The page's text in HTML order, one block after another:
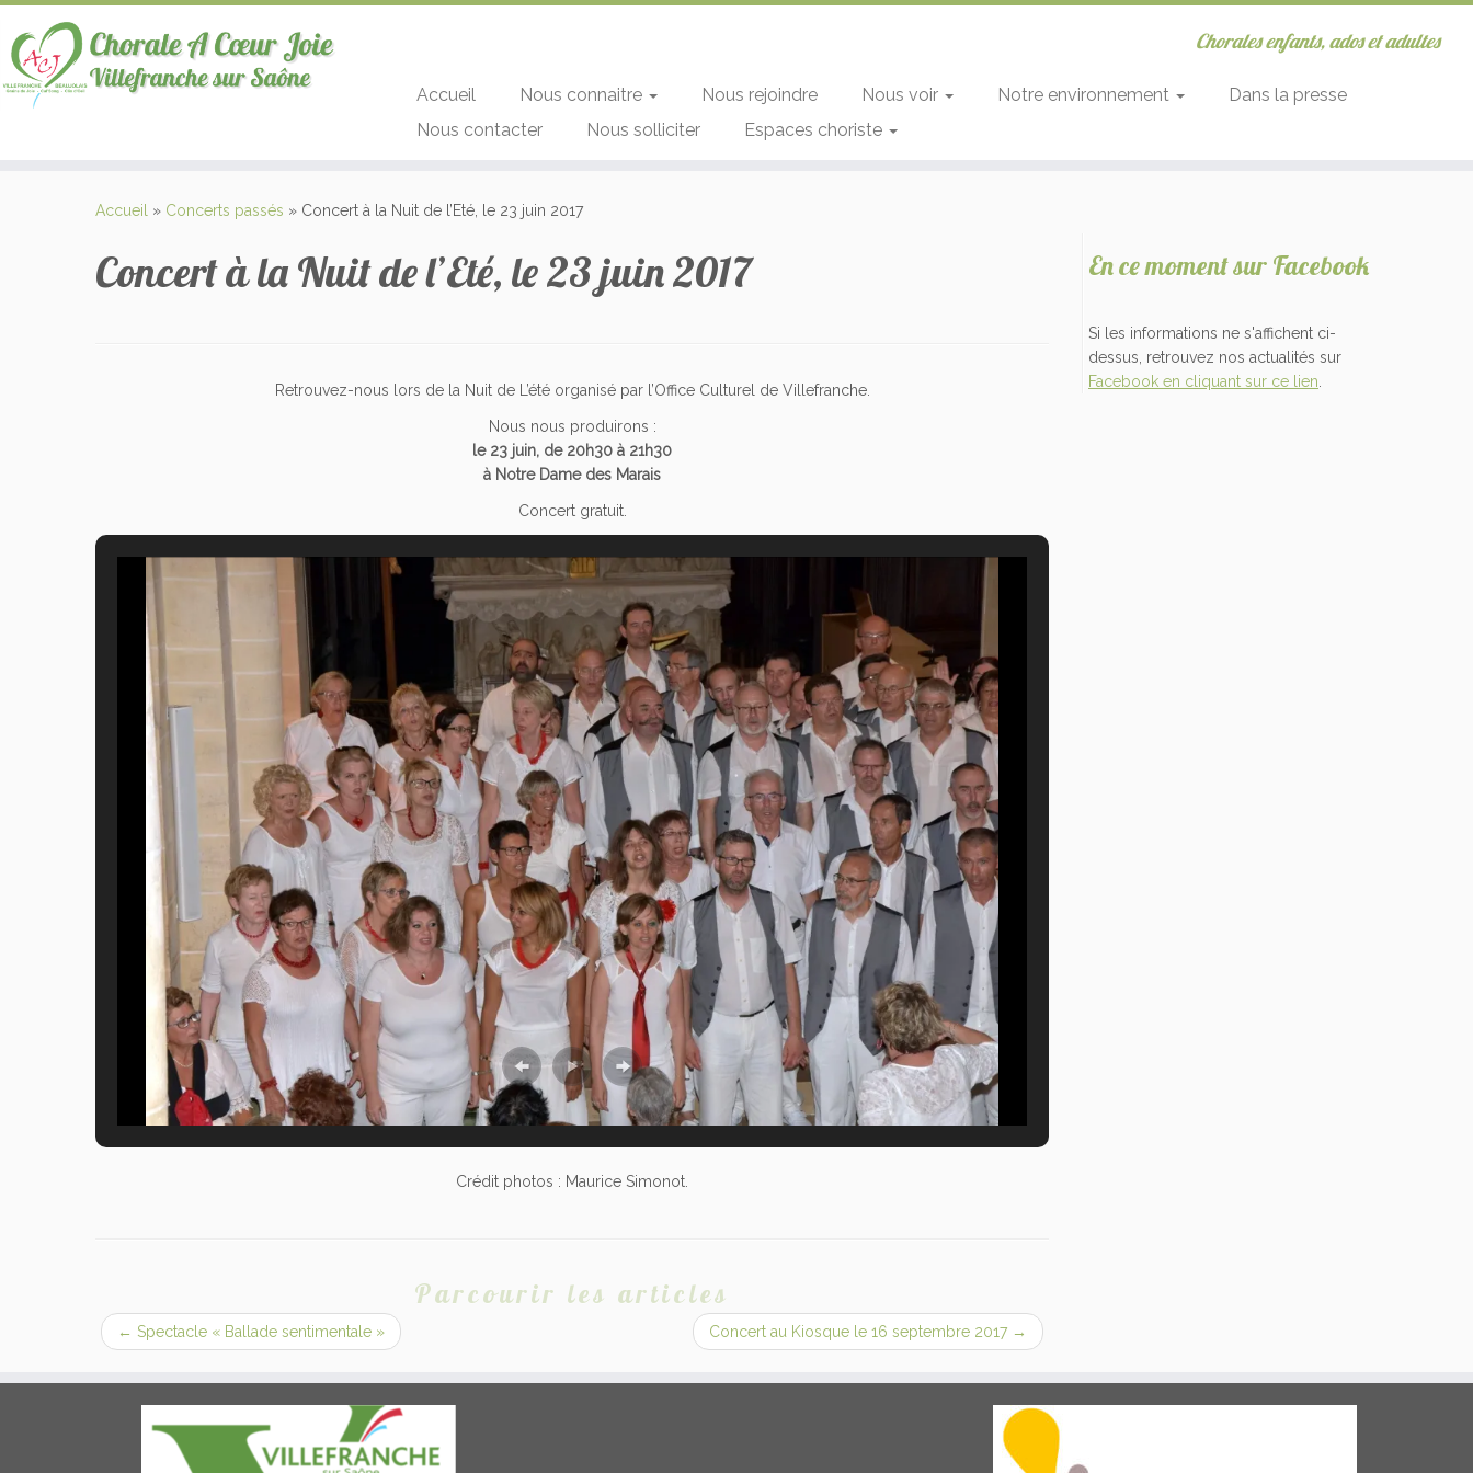
Chorales enfants, ados et adultes
Accueil Nous connaitre Nous rejoindre Nous voir Notre environnement
Dans la presse
Nous contacter
Nous solliciter Espaces choriste
Accueil » Concerts passés » Concert à la Nuit de l’Eté, le 23 juin 2017
Concert à la Nuit de l’Eté, le 23 juin 2017
Retrouvez-nous lors de la Nuit de L’été organisé par l’Office Culturel de Villefranche.
Nous nous produirons :
le 23 juin, de 20h30 à 21h30
à Notre Dame des Marais
Concert gratuit.
Crédit photos : Maurice Simonot.
Parcourir les articles
← Spectacle « Ballade sentimentale » Concert au Kiosque le 16 septembre 2017 →
En ce moment sur Facebook
Si les informations ne s'affichent ci-
dessus, retrouvez nos actualités sur
Facebook en cliquant sur ce lien